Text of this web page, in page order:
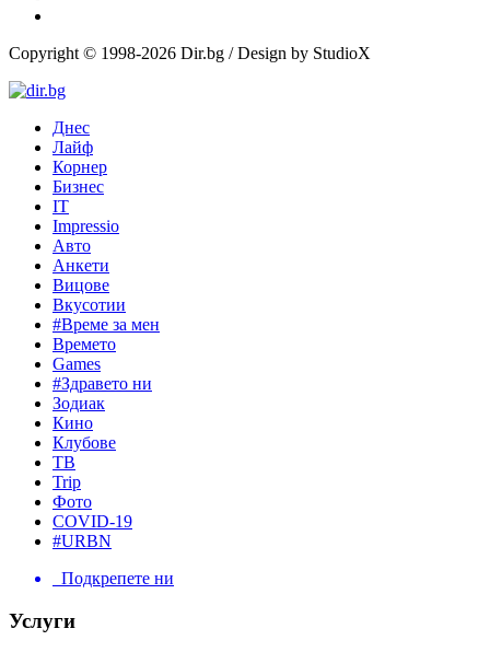
Copyright © 1998-2026 Dir.bg / Design by StudioX
Днес
Лайф
Корнер
Бизнес
IT
Impressio
Авто
Анкети
Вицове
Вкусотии
#Време за мен
Времето
Games
#Здравето ни
Зодиак
Кино
Клубове
ТВ
Trip
Фото
COVID-19
#URBN
Подкрепете ни
Услуги